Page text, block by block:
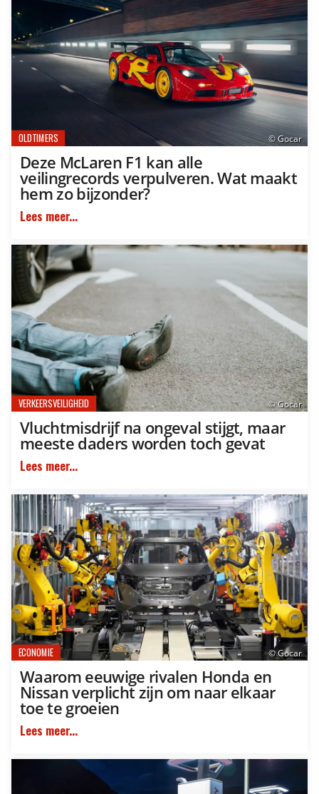
© Gocar
OLDTIMERS
Deze McLaren F1 kan alle
veilingrecords verpulveren. Wat maakt
hem zo bijzonder?
Lees meer...
© Gocar
VERKEERSVEILIGHEID
Vluchtmisdrijf na ongeval stijgt, maar
meeste daders worden toch gevat
Lees meer...
© Gocar
ECONOMIE
Waarom eeuwige rivalen Honda en
Nissan verplicht zijn om naar elkaar
toe te groeien
Lees meer...